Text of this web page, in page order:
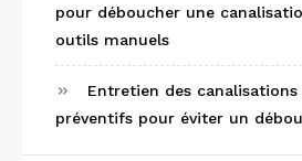
pour déboucher une
outils manuels
Entretien des canalisations
préventifs pour éviter un